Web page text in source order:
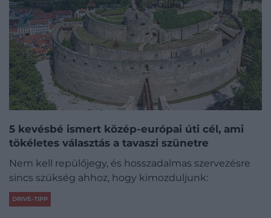
5 kevésbé ismert közép-európai úti cél, ami
tökéletes választás a tavaszi szünetre
Nem kell repülőjegy, és hosszadalmas szervezésre
sincs szükség ahhoz, hogy kimozduljunk:
DRIVE-TIPP